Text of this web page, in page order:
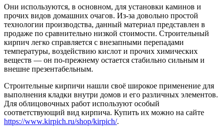
Они используются, в основном, для установки каминов и
прочих видов домашних очагов. Из-за довольно простой
технологии производства, данный материал представлен в
продаже по сравнительно низкой стоимости. Строительный
кирпич легко справляется с внезапными перепадами
температуры, воздействию кислот и прочих химических
веществ — он по-прежнему остается стабильно сильным и
внешне презентабельным.
Строительные кирпичи нашли своё широкое применение для
выполнения кладки внутри домов и его различных элементов.
Для облицовочных работ используют особый
соответствующий вид кирпича. Купить их можно на сайте
https://www.kirpich.ru/shop/kirpich/.